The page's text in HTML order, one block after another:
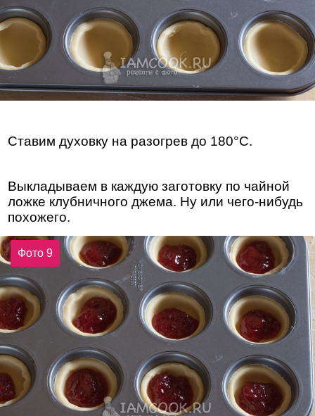
Ставим духовку на разогрев до 180°С.
Выкладываем в каждую заготовку по чайной
ложке клубничного джема. Ну или чего-нибудь
похожего.
Фото 9